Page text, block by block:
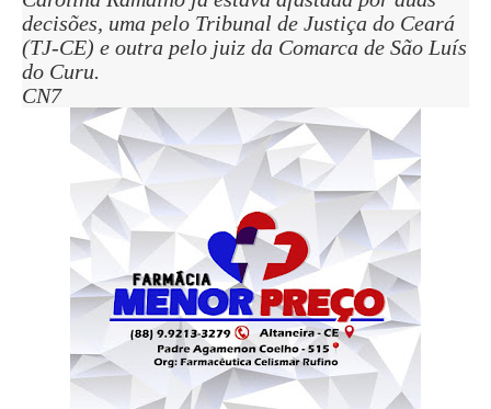
decisões, uma pelo Tribunal de Justiça do Ceará
(TJ-CE) e outra pelo juiz da Comarca de São Luís
do Curu.
CN7